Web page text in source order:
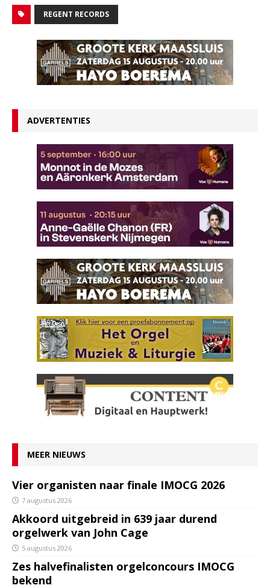
REGENT RECORDS
ADVERTENTIES
MEER NIEUWS
Vier organisten naar finale IMOCG 2026
7 augustus 2026
Akkoord uitgebreid in 639 jaar durend
orgelwerk van John Cage
5 augustus 2026
Zes halvefinalisten orgelconcours IMOCG
bekend